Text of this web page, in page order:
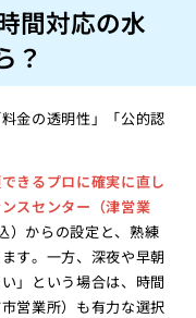
間対応の水
？
金の透明性」「公的認
できるプロに確実に直し
スセンター（津営業
）からの設定と、熟練
す。一方、深夜や早朝
」という場合は、時間
営業所）も有力な選択